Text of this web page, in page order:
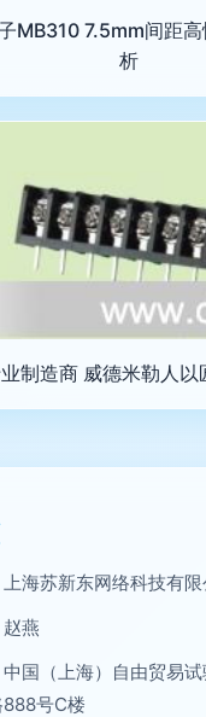
MB310 7.5mm间距
析
制造商 威德米勒人以
上海苏新东网络科技有限
赵燕
中国（上海）自由贸易
号C楼